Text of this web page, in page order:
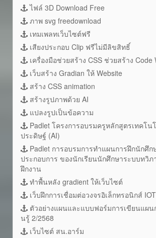
ไฟล์ 3D Download Free
ภาพ svg freedownload
เทมเพลทเว็บไซต์ฟรี
เสียงประกอบ Clip ฟรีไม่มีลิขสิทธิ์
เครื่องมือช่วยสร้าง CSS ช่วยสร้าง Code
เว็บสร้าง Gradian ให้ Website
สร้าง CSS animation
สร้างรูปภาพด้วย AI
แปลงรูปเป็นข้อความ
Padlet โครงการอบรมครูหลักสูตรเทคโ
ประดิษฐ์ (AI)
Padlet การอบรมการทำแผนการฝึกนักศึ
ประกอบการ ของนักเรียนนักศึกษาระบบทวิ
ฝึกงาน
ทำพื้นหลัง gradient ให้เว็บไซต์
เว็บฝึกการเชื่อมต่อวงจรอิเล็กทรอนิกส์ IOT
ตัวอย่างแผนและแบบฟอร์มการเขียนแผน
นรู้ 2/2568
เว็บไซต์ สน.อาร์ม